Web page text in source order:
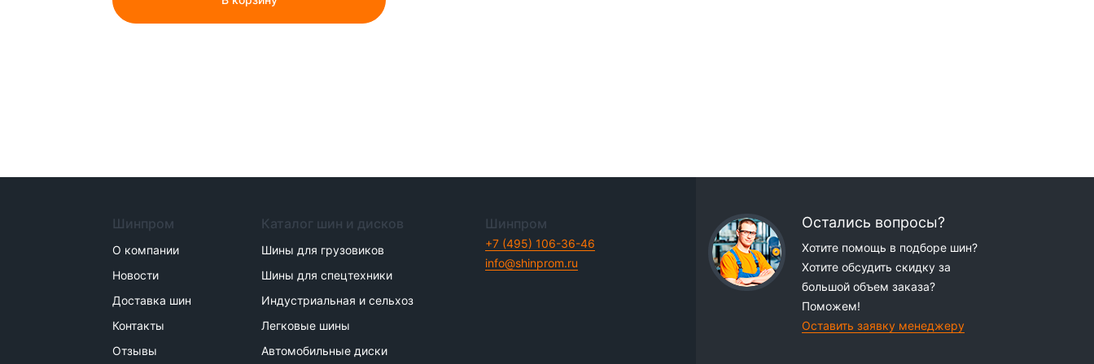
Шинпром
О компании
Новости
Доставка шин
Контакты
Отзывы
Каталог шин и дисков
Шины для грузовиков
Шины для спецтехники
Индустриальная и сельхоз
Легковые шины
Автомобильные диски
Шинпром
+7 (495) 106-36-46
info@shinprom.ru
Остались вопросы?
Хотите помощь в подборе шин?
Хотите обсудить скидку за
большой объем заказа?
Поможем!
Оставить заявку менеджеру